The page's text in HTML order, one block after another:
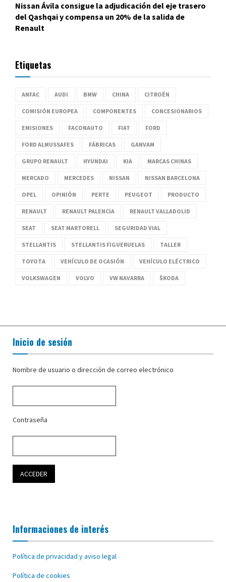
Nissan Ávila consigue la adjudicación del eje trasero
del Qashqai y compensa un 20% de la salida de
Renault
Etiquetas
ANFAC AUDI BMW CHINA CITROËN
COMISIÓN EUROPEA COMPONENTES CONCESIONARIOS
EMISIONES FACONAUTO FIAT FORD
FORD ALMUSSAFES FÁBRICAS GANVAM
GRUPO RENAULT HYUNDAI KIA MARCAS CHINAS
MERCADO MERCEDES NISSAN NISSAN BARCELONA
OPEL OPINIÓN PERTE PEUGEOT PRODUCTO
RENAULT RENAULT PALENCIA RENAULT VALLADOLID
SEAT SEAT MARTORELL SEGURIDAD VIAL
STELLANTIS STELLANTIS FIGUERUELAS TALLER
TOYOTA VEHÍCULO DE OCASIÓN VEHÍCULO ELÉCTRICO
VOLKSWAGEN VOLVO VW NAVARRA ŠKODA
Inicio de sesión
Nombre de usuario o dirección de correo electrónico
Contraseña
Informaciones de interés
Política de privacidad y aviso legal
Política de cookies